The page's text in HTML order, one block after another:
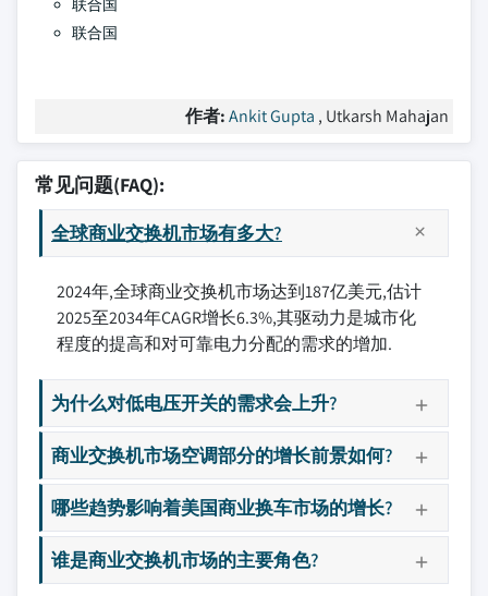
联合国
联合国
作者:Ankit Gupta , Utkarsh Mahajan
常见问题(FAQ):
全球商业交换机市场有多大?
2024年,全球商业交换机市场达到187亿美元,估计
2025至2034年CAGR增长6.3%,其驱动力是城市化
程度的提高和对可靠电力分配的需求的增加.
为什么对低电压开关的需求会上升?
商业交换机市场空调部分的增长前景如何?
哪些趋势影响着美国商业换车市场的增长?
谁是商业交换机市场的主要角色?